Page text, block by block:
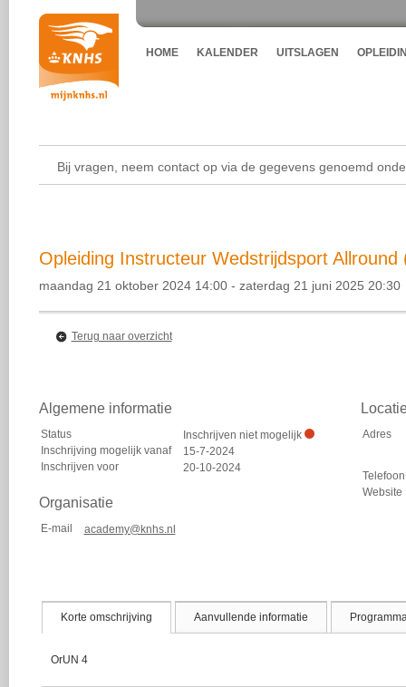
HOME KALENDER UITSLAGEN
Bij vragen, neem contact op via de gegevens genoemd
Opleiding Instructeur Wedstrijdsport Allround
maandag 21 oktober 2024 14:00 - zaterdag 21 juni 2025 20:30
Terug naar overzicht
Algemene informatie
Status
Inschrijven niet mogelijk
Inschrijving mogelijk vanaf
15-7-2024
Inschrijven voor
20-10-2024
Organisatie
E-mail academy@knhs.nl
Adres
Telefoon
Website
Korte omschrijving Aanvullende informatie
OrUN 4